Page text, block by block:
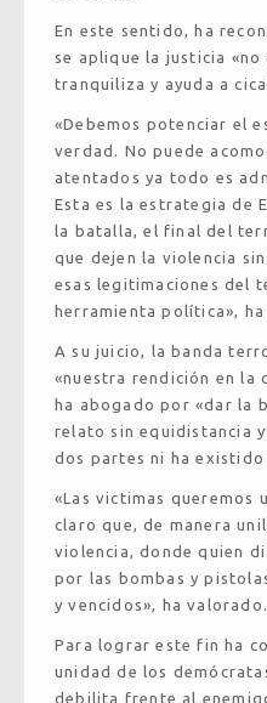
En este sentido, ha
se aplique la justicia
tranquiliza y ayuda a
«Debemos potenciar el
verdad. No puede
atentados ya todo es
Esta es la estrategia de
la batalla, el final del
que dejen la violencia
esas legitimaciones del
herramienta política»,
A su juicio, la banda
«nuestra rendición en la
ha abogado por «dar la
relato sin equidistancia
dos partes ni ha
«Las victimas queremos
claro que, de manera
violencia, donde quien
por las bombas y
y vencidos», ha valorado.
Para lograr este fin ha
unidad de los
debilita frente al